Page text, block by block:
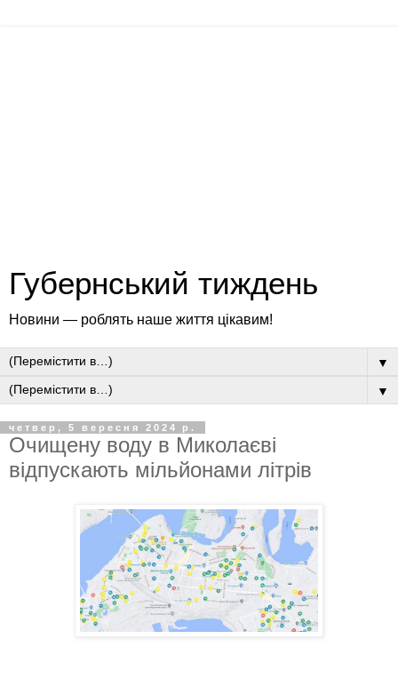
Губернський тиждень
Новини — роблять наше життя цікавим!
▼
▼
четвер, 5 вересня 2024 р.
Очищену воду в Миколаєві
відпускають мільйонами літрів